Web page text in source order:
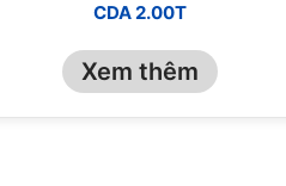
CDA 2.00T
Xem thêm